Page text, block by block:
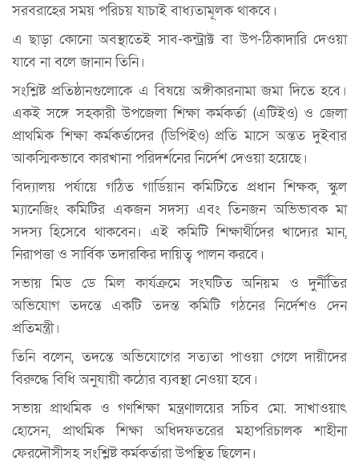
সরবরাহের সময় পরিচয় যাচাই বাধ্যতামূলক থাকবে।
এ ছাড়া কোনো অবস্থাতেই সাব-কন্ট্রাক্ট বা উপ-ঠিকাদারি দেওয়া
যাবে না বলে জানান তিনি।
সংশ্লিষ্ট প্রতিষ্ঠানগুলোকে এ বিষয়ে অঙ্গীকারনামা জমা দিতে হবে।
একই সঙ্গে সহকারী উপজেলা শিক্ষা কর্মকর্তা (এটিইও) ও জেলা
প্রাথমিক শিক্ষা কর্মকর্তাদের (ডিপিইও) প্রতি মাসে অন্তত দুইবার
আকস্মিকভাবে কারখানা পরিদর্শনের নির্দেশ দেওয়া হয়েছে।
বিদ্যালয় পর্যায়ে গঠিত গার্ডিয়ান কমিটিতে প্রধান শিক্ষক, স্কুল
ম্যানেজিং কমিটির একজন সদস্য এবং তিনজন অভিভাবক মা
সদস্য হিসেবে থাকবেন। এই কমিটি শিক্ষার্থীদের খাদ্যের মান,
নিরাপত্তা ও সার্বিক তদারকির দায়িত্ব পালন করবে।
সভায় মিড ডে মিল কার্যক্রমে সংঘটিত অনিয়ম ও দুর্নীতির
অভিযোগ তদন্তে একটি তদন্ত কমিটি গঠনের নির্দেশও দেন
প্রতিমন্ত্রী।
তিনি বলেন, তদন্তে অভিযোগের সত্যতা পাওয়া গেলে দায়ীদের
বিরুদ্ধে বিধি অনুযায়ী কঠোর ব্যবস্থা নেওয়া হবে।
সভায় প্রাথমিক ও গণশিক্ষা মন্ত্রণালয়ের সচিব মো. সাখাওয়াৎ
হোসেন, প্রাথমিক শিক্ষা অধিদফতরের মহাপরিচালক শাহীনা
ফেরদৌসীসহ সংশ্লিষ্ট কর্মকর্তারা উপস্থিত ছিলেন।